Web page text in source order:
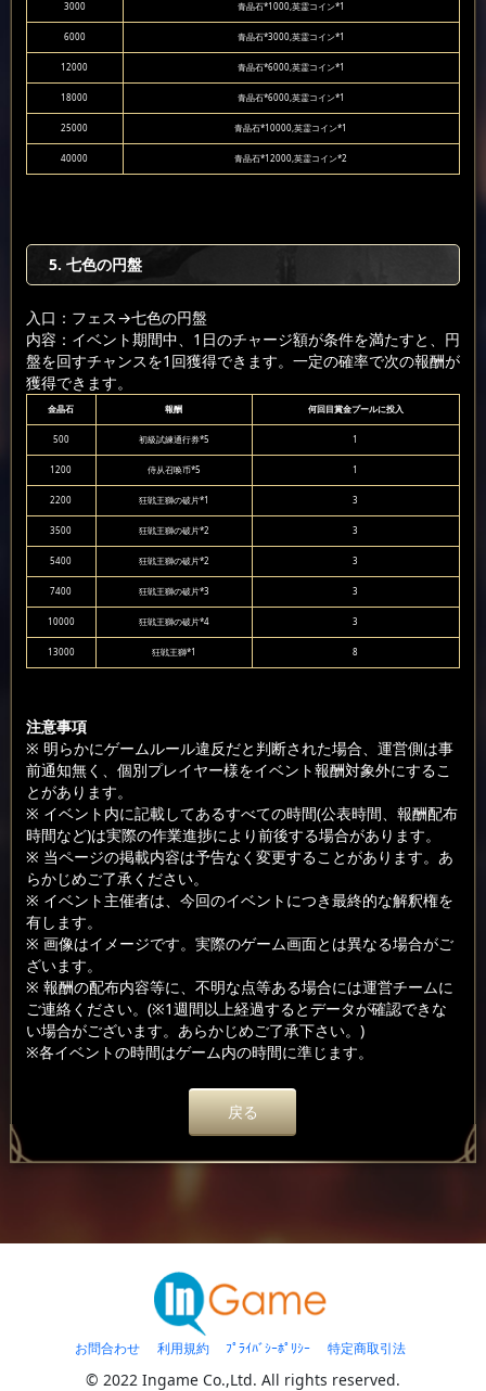
3000 青晶石*1000,英霊コイン*1
6000 青晶石*3000,英霊コイン*1
12000 青晶石*6000,英霊コイン*1
18000 青晶石*6000,英霊コイン*1
25000 青晶石*10000,英霊コイン*1
40000 青晶石*12000,英霊コイン*2
5. 七色の円盤
入口：フェス→七色の円盤
内容：イベント期間中、1日のチャージ額が条件を満たすと、円
盤を回すチャンスを1回獲得できます。一定の確率で次の報酬が
獲得できます。
金晶石 報酬 何回目賞金プールに投入
500 初級試練通行券*5 1
1200 侍从召唤币*5 1
2200 狂戦王獅の破片*1 3
3500 狂戦王獅の破片*2 3
5400 狂戦王獅の破片*2 3
7400 狂戦王獅の破片*3 3
10000 狂戦王獅の破片*4 3
13000 狂戦王獅*1 8
注意事項
※ 明らかにゲームルール違反だと判断された場合、運営側は事
前通知無く、個別プレイヤー様をイベント報酬対象外にするこ
とがあります。
※ イベント内に記載してあるすべての時間(公表時間、報酬配布
時間など)は実際の作業進捗により前後する場合があります。
※ 当ページの掲載内容は予告なく変更することがあります。あ
らかじめご了承ください。
※ イベント主催者は、今回のイベントにつき最終的な解釈権を
有します。
※ 画像はイメージです。実際のゲーム画面とは異なる場合がご
ざいます。
※ 報酬の配布内容等に、不明な点等ある場合には運営チームに
ご連絡ください。(※1週間以上経過するとデータが確認できな
い場合がございます。あらかじめご了承下さい。)
※各イベントの時間はゲーム内の時間に準じます。
戻る
お問合わせ 利用規約 ﾌﾟﾗｲﾊﾞｼｰﾎﾟﾘｼｰ 特定商取引法
© 2022 Ingame Co.,Ltd. All rights reserved.